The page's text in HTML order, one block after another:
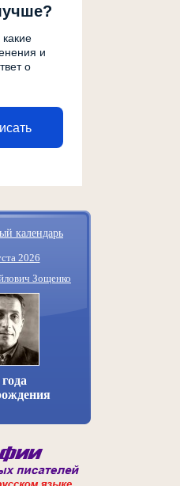
и
о
календарь
2026
Зощенко